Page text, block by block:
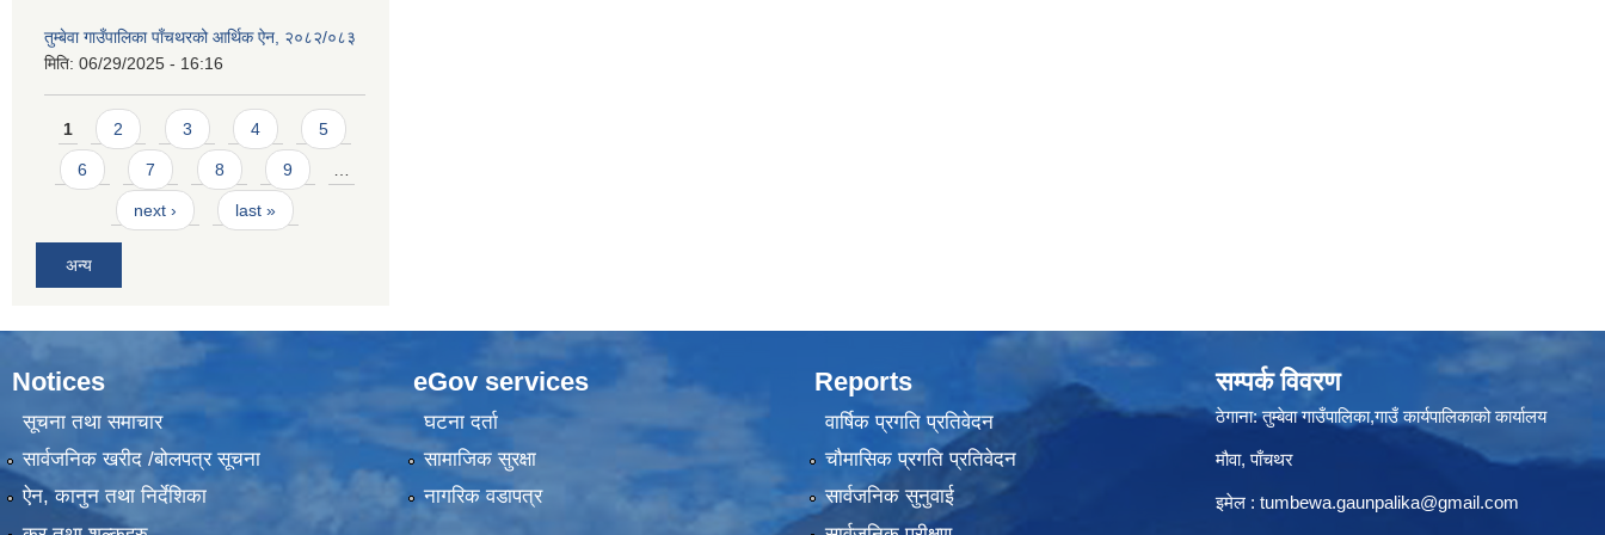
तुम्बेवा गाउँपालिका पाँचथरको आर्थिक ऐन, २०८२/०८३
मिति: 06/29/2025 - 16:16
Pages
1 2 3 4 5
6 7 8 9
next › last »
अन्य
Notices
सूचना तथा समाचार
सार्वजनिक खरीद /बोलपत्र सूचना
ऐन, कानुन तथा निर्देशिका
eGov services
घटना दर्ता
सामाजिक सुरक्षा
नागरिक वडापत्र
Reports
वार्षिक प्रगति प्रतिवेदन
चौमासिक प्रगति प्रतिवेदन
सार्वजनिक सुनुवाई
सम्पर्क विवरण
ठेगाना: तुम्बेवा गाउँपालिका,गाउँ कार्यपालिकाको कार्यालय
मौवा, पाँचथर
इमेल : tumbewa.gaunpalika@gmail.com